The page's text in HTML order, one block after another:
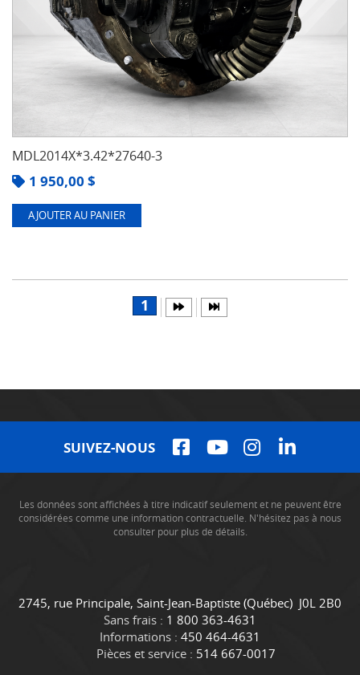
MDL2014X*3.42*27640-3
1 950,00 $
AJOUTER AU PANIER
1
SUIVEZ-NOUS
Les données sont affichées à titre indicatif seulement et ne peuvent être
considérées comme une information contractuelle. N'hésitez pas à nous
consulter pour plus de détails.
C
o
n
t
C
a
m
i
2745, rue Principale, Saint-Jean-Baptiste (Québec) J0L 2B0
Sans frais : 1 800 363-4631
Informations : 450 464-4631
Pièces et service : 514 667-0017